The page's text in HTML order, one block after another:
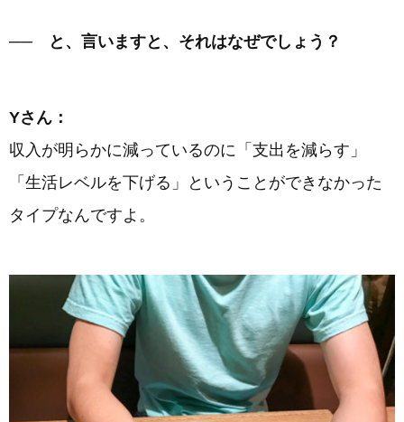
── と、言いますと、それはなぜでしょう？
Yさん：
収入が明らかに減っているのに「支出を減らす」
「生活レベルを下げる」ということができなかった
タイプなんですよ。